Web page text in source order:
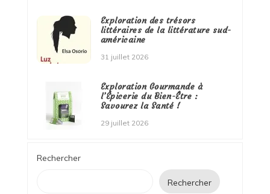
Exploration des trésors
littéraires de la littérature sud-
américaine
31 juillet 2026
Exploration Gourmande à
l’Épicerie du Bien-Être :
Savourez la Santé !
29 juillet 2026
Rechercher
Rechercher